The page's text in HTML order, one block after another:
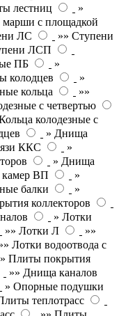
лестниц
»
марши с площадкой
ЛС
»» Ступени
ЛСП
ПБ
»
колодцев
»
кольца
»»
с четвертью
колодезные с
» Днища
ККС
»
» Днища
камер ВП
»
балки
»
коллекторов
» Лотки
»» Лотки Л
»»
Лотки водоотвода с
Плиты покрытия
»» Днища каналов
» Опорные подушки
теплотрасс